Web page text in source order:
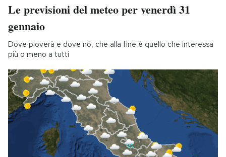
Le previsioni del meteo per venerdì 31
gennaio
Dove pioverà e dove no, che alla fine è quello che interessa
più o meno a tutti